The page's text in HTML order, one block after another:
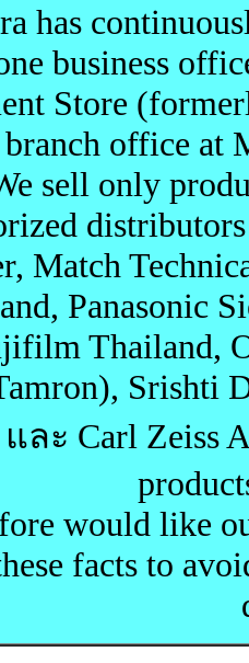
has
business
Store
branch office at
sell only
Match
Panasonic
Thailand,
Srishti
และ Carl Zeiss
would like
facts to